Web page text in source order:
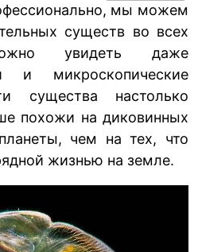
мы можем
существ во всех
увидеть даже
и микроскопические
существа настолько
похожи на диковинных
чем на тех, что
жизнью на земле.